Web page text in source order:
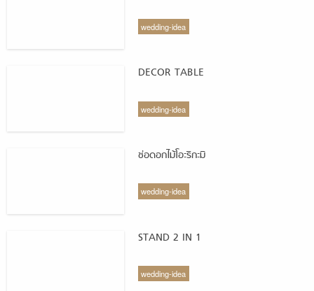
wedding-idea
DECOR TABLE
wedding-idea
ช่อดอกไม้โอะริกะมิ
wedding-idea
STAND 2 IN 1
wedding-idea